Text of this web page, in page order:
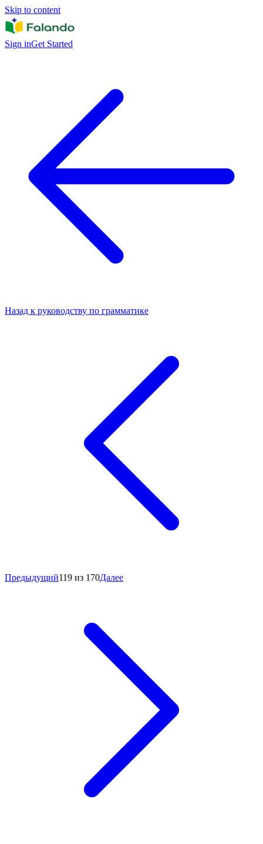
Skip to content
Sign inGet Started
Назад к руководству по грамматике
Предыдущий119 из 170Далее